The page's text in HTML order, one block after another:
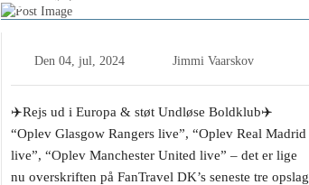
Den 04, jul, 2024 Jimmi Vaarskov
✈️Rejs ud i Europa & støt Undløse Boldklub✈️
“Oplev Glasgow Rangers live”, “Oplev Real Madrid
live”, “Oplev Manchester United live” – det er lige
nu overskriften på FanTravel DK’s seneste tre opslag